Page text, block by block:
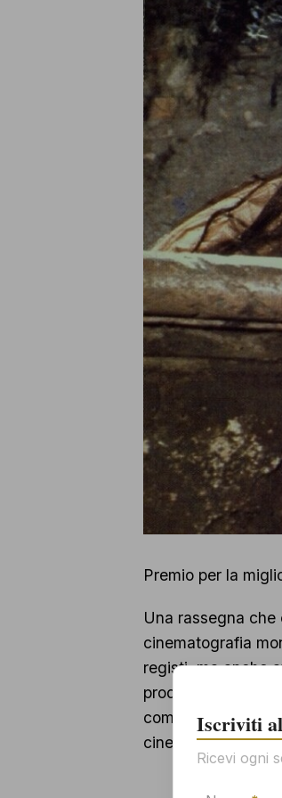
Premio per la
Una rassegna
cinematografia
registi, ma anche
produzioni
come le
cinema globale,
Iscriviti
Ricevi ogni